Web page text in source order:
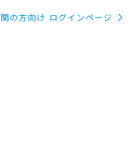
の方向け ログインページ